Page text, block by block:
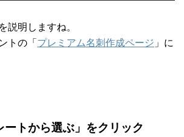
説明しますね。
トの「プレミアム名刺作成ページ 」に
ートから選ぶ」をクリック